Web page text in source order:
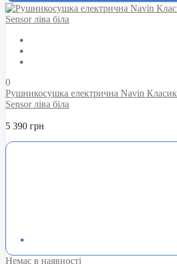
0
Рушникосушка електрична Navin
Sensor ліва біла
5 390 грн
Немає в наявності